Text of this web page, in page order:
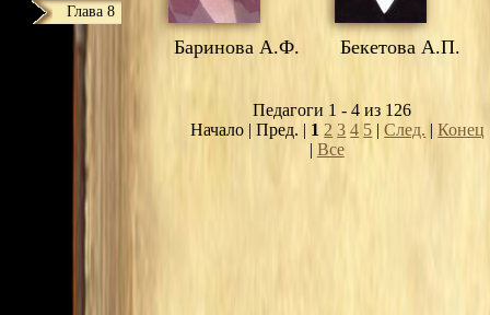
Глава 8
Баринова А.Ф. Бекетова А.П.
Педагоги 1 - 4 из 126
Начало | Пред. | 1 2 3 4 5 |След. |Конец
| Все